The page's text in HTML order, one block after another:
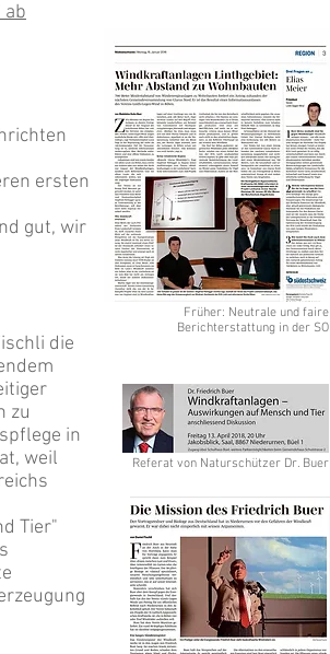
ab
ersten
gut, wir
die
zu
in
weil
Tier"
Früher: Neutrale und faire
Berichterstattung in der SO
Referat von Naturschützer Dr. Buer